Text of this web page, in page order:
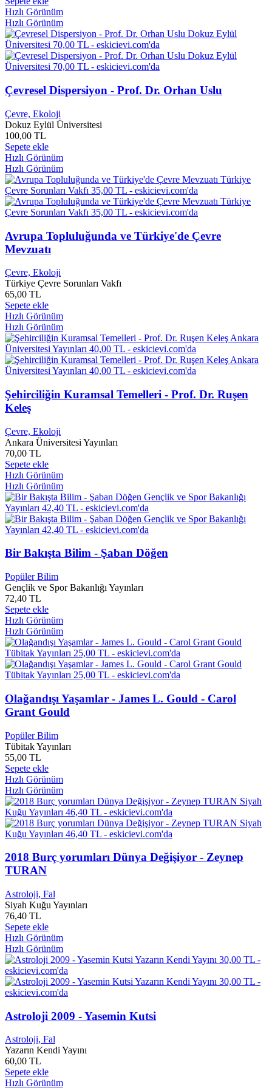
Alexandr Sergeyeviç Puşkin
Alexandra Cavelius
Alexandra Maira Lara 0
Alexandra Maria Lara 0
Alexandra Stoddard 0
Alexandre DUMAS 0
Alfa 10MB 0
Alfonse DAUDET
Alfred Adler 0
Alfred Engelbertoviç Ştekli
Alfred Molina
Alfred W. McCoy
Ali ALPARSLAN 0
Ali Ağcakulu 0
Ali Akben 0
Ali Aktaş 0
Ali Ant 3
Ali ARCAK
Ali Bağmen
Ali Bayram 0
Ali Berat Alptekin
Ali Bey
Ali Bulaç
Ali Can 0
Ali ÇANKIRILI 0
Ali Cem Cilasun 0
Ali Çolak 0
Ali Dinle
Ali Ekber Gökkaya
Ali Ergenekon
Ali Faik DEMİR
Ali Fetih OKYAR
Ali Fuad BAŞGİL 0
Ali Fuat CEBESOY 0
Ali Galip GENÇOĞLU 0
Ali GÜMÜŞ
Ali GÜRBÜZ
1
Ali Güven
Ali HAKAN 0
Ali Haydar Veziroğlu
Ali Irmak
Ali KABADAYI
Ali Karaçam 0
Ali KARADENİZ 0
Ali KARAKUŞ 0
Ali Kemal Belviranlı 0
Ali Kemal Temuçin
Ali KILCI
Ali KUZU
Ali OLCAR
Ali Osman Parlak
Ali Özer
Ali ÖZTÜRK
Ali Poyrazoğlu 0
Ali Pusane 0
Ali Püsküllüoğlu 0
Ali Ramazan DİNÇ 0
Ali Rıza Aksın 0
Ali Rıza ATASOY
Ali Rıza DEMİRCAN
Ali Rıza Kars
Ali Rıza Özcan
Ali ŞERİATLİ
Ali SEVEN
Ali SEVİM
Ali SEZEN 0
Ali SOYBELLİ
Ali SÖZER 0
Ali SUAVİ
Ali TARTANOĞLU
0
Ali ÜNLÜ 0
Ali Yaman
ALİ YEDİGÖZ
Ali Yıldız
Alice Braga
Hızlı Görünüm
Hızlı Görünüm
Çevresel Dispersiyon - Prof. Dr. Orhan Uslu
Çevre, Ekoloji
Dokuz Eylül Üniversitesi
100,00 TL
Sepete ekle
Hızlı Görünüm
Hızlı Görünüm
Avrupa Topluluğunda ve Türkiye'de Çevre
Mevzuatı
Çevre, Ekoloji
Türkiye Çevre Sorunları Vakfı
65,00 TL
Sepete ekle
Hızlı Görünüm
Hızlı Görünüm
Şehirciliğin Kuramsal Temelleri - Prof. Dr. Ruşen
Keleş
Çevre, Ekoloji
Ankara Üniversitesi Yayınları
70,00 TL
Sepete ekle
Hızlı Görünüm
Hızlı Görünüm
Bir Bakışta Bilim - Şaban Döğen
Popüler Bilim
Gençlik ve Spor Bakanlığı Yayınları
72,40 TL
Sepete ekle
Hızlı Görünüm
Hızlı Görünüm
Olağandışı Yaşamlar - James L. Gould - Carol
Grant Gould
Popüler Bilim
Tübitak Yayınları
55,00 TL
Sepete ekle
Hızlı Görünüm
Hızlı Görünüm
2018 Burç yorumları Dünya Değişiyor - Zeynep
TURAN
Astroloji, Fal
Siyah Kuğu Yayınları
76,40 TL
Sepete ekle
Hızlı Görünüm
Hızlı Görünüm
Astroloji 2009 - Yasemin Kutsi
Astroloji, Fal
Yazarın Kendi Yayını
60,00 TL
Sepete ekle
Hızlı Görünüm